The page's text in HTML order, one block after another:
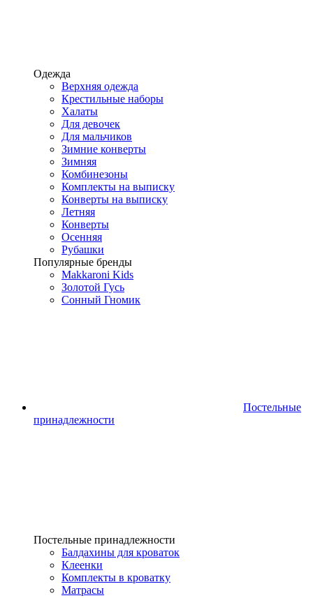
Одежда
Верхняя одежда
Крестильные наборы
Халаты
Для девочек
Для мальчиков
Зимние конверты
Зимняя
Комбинезоны
Комплекты на выписку
Конверты на выписку
Летняя
Конверты
Осенняя
Рубашки
Популярные бренды
Makkaroni Kids
Золотой Гусь
Сонный Гномик
Постельные
принадлежности
Постельные принадлежности
Балдахины для кроваток
Клеенки
Комплекты в кроватку
Матрасы